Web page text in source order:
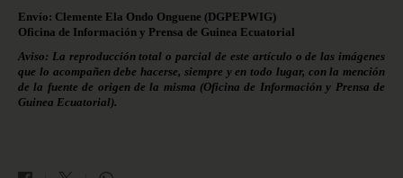
Envío: Clemente Ela Ondo Onguene (DGPEPWIG)
Oficina de Información y Prensa de Guinea Ecuatorial
Aviso: La reproducción total o parcial de este artículo o de las imágenes
que lo acompañen debe hacerse, siempre y en todo lugar, con la mención
de la fuente de origen de la misma (Oficina de Información y Prensa de
Guinea Ecuatorial).